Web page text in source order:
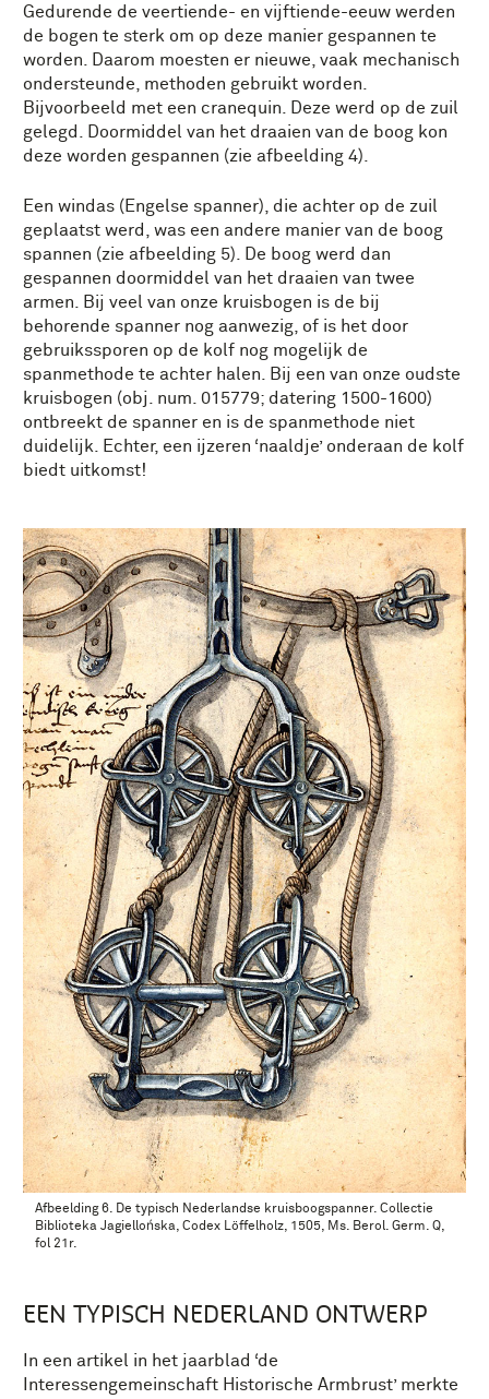
Gedurende de veertiende- en vijftiende-eeuw werden
de bogen te sterk om op deze manier gespannen te
worden. Daarom moesten er nieuwe, vaak mechanisch
ondersteunde, methoden gebruikt worden.
Bijvoorbeeld met een cranequin. Deze werd op de zuil
gelegd. Doormiddel van het draaien van de boog kon
deze worden gespannen (zie afbeelding 4).
Een windas (Engelse spanner), die achter op de zuil
geplaatst werd, was een andere manier van de boog
spannen (zie afbeelding 5). De boog werd dan
gespannen doormiddel van het draaien van twee
armen. Bij veel van onze kruisbogen is de bij
behorende spanner nog aanwezig, of is het door
gebruikssporen op de kolf nog mogelijk de
spanmethode te achter halen. Bij een van onze oudste
kruisbogen (obj. num. 015779; datering 1500-1600)
ontbreekt de spanner en is de spanmethode niet
duidelijk. Echter, een ijzeren ‘naaldje’ onderaan de kolf
biedt uitkomst!
Afbeelding 6. De typisch Nederlandse kruisboogspanner. Collectie
Biblioteka Jagiellońska, Codex Löffelholz, 1505, Ms. Berol. Germ. Q,
fol 21r.
EEN TYPISCH NEDERLAND ONTWERP
In een artikel in het jaarblad ‘de
Interessengemeinschaft Historische Armbrust’ merkte